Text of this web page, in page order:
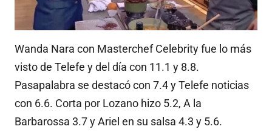
Wanda Nara con Masterchef Celebrity fue lo más
visto de Telefe y del día con 11.1 y 8.8.
Pasapalabra se destacó con 7.4 y Telefe noticias
con 6.6. Corta por Lozano hizo 5.2, A la
Barbarossa 3.7 y Ariel en su salsa 4.3 y 5.6.